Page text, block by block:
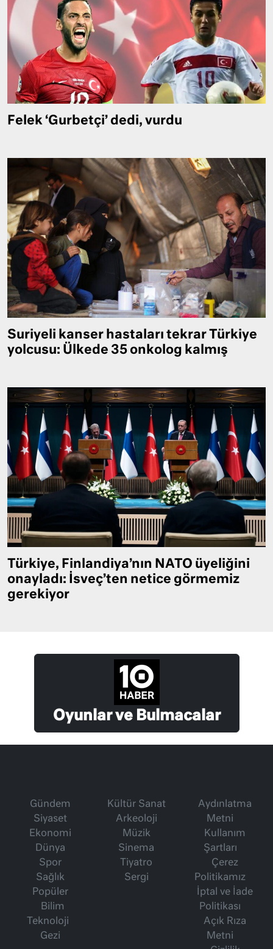
Felek ‘Gurbetçi’ dedi, vurdu
Suriyeli kanser hastaları tekrar Türkiye
yolcusu: Ülkede 35 onkolog kalmış
Türkiye, Finlandiya’nın NATO üyeliğini
onayladı: İsveç’ten netice görmemiz
gerekiyor
Oyunlar ve Bulmacalar
Gündem
Siyaset
Ekonomi
Dünya
Spor
Sağlık
Popüler
Bilim
Teknoloji
Gezi
Kültür Sanat
Arkeoloji
Müzik
Sinema
Tiyatro
Sergi
Aydınlatma
Metni
Kullanım
Şartları
Çerez
Politikamız
İptal ve İade
Politikası
Açık Rıza
Metni